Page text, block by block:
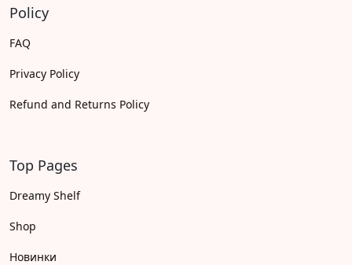
Policy
FAQ
Privacy Policy
Refund and Returns Policy
Top Pages
Dreamy Shelf
Shop
Новинки